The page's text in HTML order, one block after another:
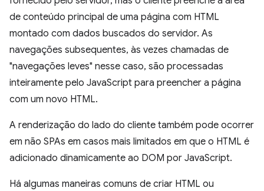
de conteúdo principal de uma página com HTML
montado com dados buscados do servidor. As
navegações subsequentes, às vezes chamadas de
"navegações leves" nesse caso, são processadas
inteiramente pelo JavaScript para preencher a página
com um novo HTML.
A renderização do lado do cliente também pode ocorrer
em não SPAs em casos mais limitados em que o HTML é
adicionado dinamicamente ao DOM por JavaScript.
Há algumas maneiras comuns de criar HTML ou